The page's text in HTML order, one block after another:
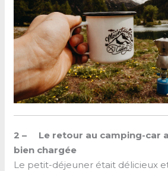
2 – Le retour au camping-car
bien chargée
Le petit-déjeuner était délicieux